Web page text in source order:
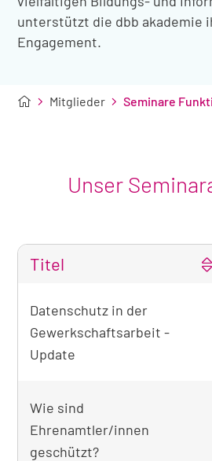
unterstützt die dbb akademie
Engagement.
Mitglieder Seminare
Unser
Übersicht
der
gefundenen
Titel
Datenschutz in der
Gewerkschaftsarbeit -
Update
Wie sind
Ehrenamtler/innen
geschützt?